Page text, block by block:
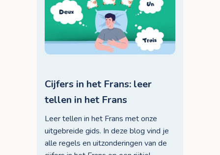
Cijfers in het Frans: leer
tellen in het Frans
Leer tellen in het Frans met onze
uitgebreide gids. In deze blog vind je
alle regels en uitzonderingen van de